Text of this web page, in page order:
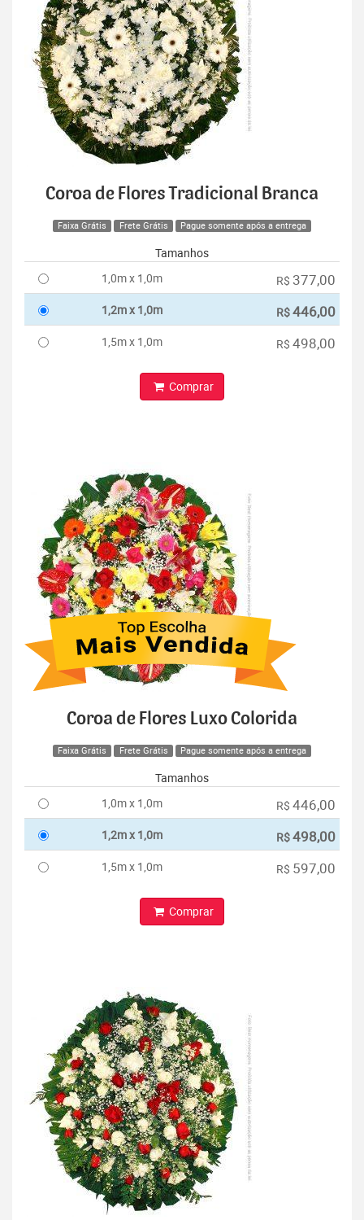
Coroa de Flores Tradicional Branca
Faixa Grátis Frete Grátis Pague somente após a entrega
Tamanhos
1,0m x 1,0m
R$ 377,00
1,2m x 1,0m R$446,00
1,5m x 1,0m R$ 498,00
Comprar
Coroa de Flores Luxo Colorida
Faixa Grátis Frete Grátis Pague somente após a entrega
Tamanhos
1,0m x 1,0m
R$ 446,00
1,2m x 1,0m R$498,00
1,5m x 1,0m R$ 597,00
Comprar